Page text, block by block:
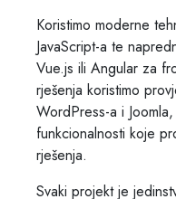
Koristimo moderne
JavaScript-a te
Vue.js ili Angular za
rješenja koristimo
WordPress-a i
funkcionalnosti koje
rješenja.
Svaki projekt je